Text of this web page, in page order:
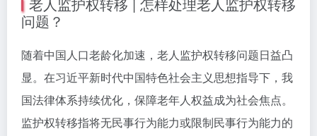
问题？
随着中国人口老龄化加速，老人监护权转移问题日益凸
显。在习近平新时代中国特色社会主义思想指导下，我
国法律体系持续优化，保障老年人权益成为社会焦点。
监护权转移指将无民事行为能力或限制民事行为能力的